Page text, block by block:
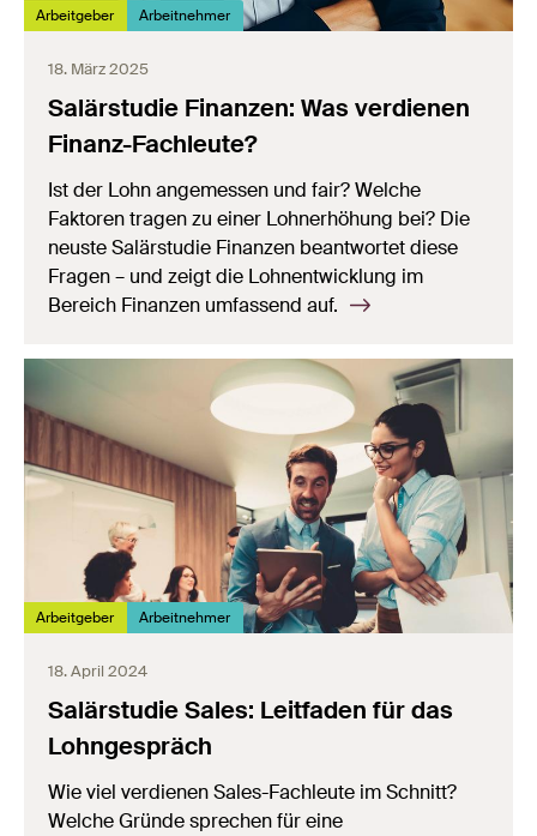
Arbeitgeber Arbeitnehmer
18. März 2025
Salärstudie Finanzen: Was verdienen
Finanz-Fachleute?
Ist der Lohn angemessen und fair? Welche
Faktoren tragen zu einer Lohnerhöhung bei? Die
neuste Salärstudie Finanzen beantwortet diese
Fragen – und zeigt die Lohnentwicklung im
Bereich Finanzen umfassend auf.
Arbeitgeber Arbeitnehmer
18. April 2024
Salärstudie Sales: Leitfaden für das
Lohngespräch
Wie viel verdienen Sales-Fachleute im Schnitt?
Welche Gründe sprechen für eine